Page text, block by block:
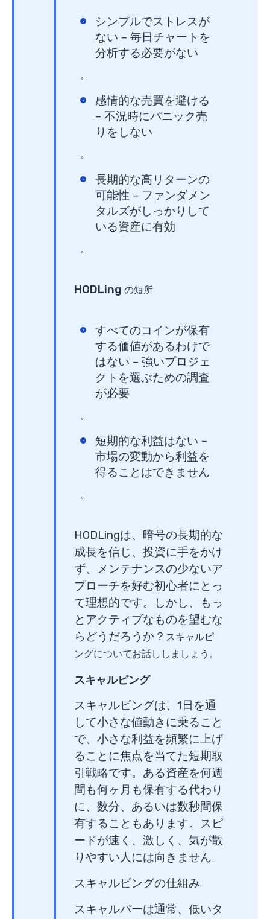
シンプルでストレスが
ない – 毎日チャートを
分析する必要がない
。
感情的な売買を避ける
– 不況時にパニック売
りをしない
。
長期的な高リターンの
可能性 – ファンダメン
タルズがしっかりして
いる資産に有効
。
HODLing の短所
すべてのコインが保有
する価値があるわけで
はない – 強いプロジェ
クトを選ぶための調査
が必要
。
短期的な利益はない –
市場の変動から利益を
得ることはできません
。
HODLingは、暗号の長期的な
成長を信じ、投資に手をかけ
ず、メンテナンスの少ないア
プローチを好む初心者にとっ
て理想的です。しかし、もっ
とアクティブなものを望むな
らどうだろうか？ スキャルピ
ングについてお話ししましょう。
スキャルピング
スキャルピングは、1日を通
して小さな値動きに乗ること
で、小さな利益を頻繁に上げ
ることに焦点を当てた短期取
引戦略です。ある資産を何週
間も何ヶ月も保有する代わり
に、数分、あるいは数秒間保
有することもあります。スピ
ードが速く、激しく、気が散
りやすい人には向きません。
スキャルピングの仕組み
スキャルパーは通常、低いタ